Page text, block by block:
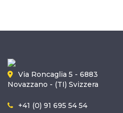
Via Roncaglia 5 - 6883
Novazzano - (TI) Svizzera
+41 (0) 91 695 54 54